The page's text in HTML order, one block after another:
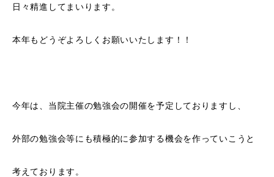
日々精進してまいります。
本年もどうぞよろしくお願いいたします！！
今年は、当院主催の勉強会の開催を予定しておりますし、
外部の勉強会等にも積極的に参加する機会を作っていこうと
考えております。